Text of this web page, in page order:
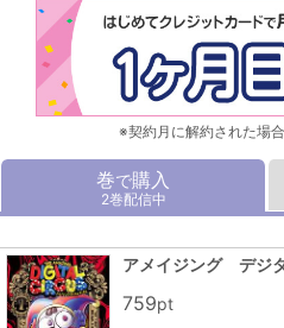
※契約月に解約された場
巻で購入
2巻配信中
アメイジング デジ
759pt